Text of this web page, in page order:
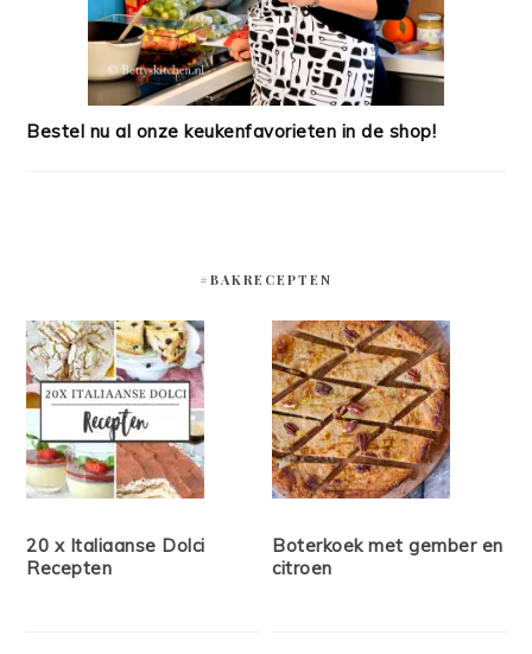
Bestel nu al onze keukenfavorieten in de shop!
#BAKRECEPTEN
20 x Italiaanse Dolci
Recepten
Boterkoek met gember en
citroen